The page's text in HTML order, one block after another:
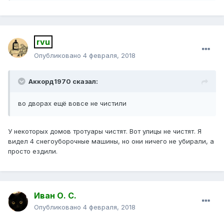
rvu
Опубликовано 4 февраля, 2018
Аккорд1970 сказал:
во дворах ещё вовсе не чистили
У некоторых домов тротуары чистят. Вот улицы не чистят. Я
видел 4 снегоуборочные машины, но они ничего не убирали, а
просто ездили.
Иван О. С.
Опубликовано 4 февраля, 2018